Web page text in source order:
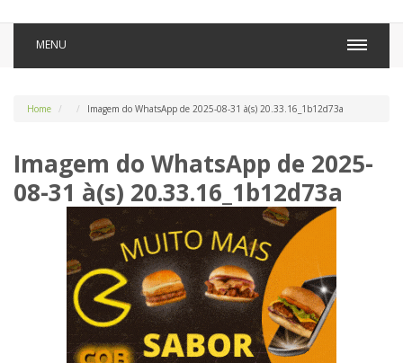
MENU
Home Imagem do WhatsApp de 2025-08-31 à(s) 20.33.16_1b12d73a
Imagem do WhatsApp de 2025-
08-31 à(s) 20.33.16_1b12d73a